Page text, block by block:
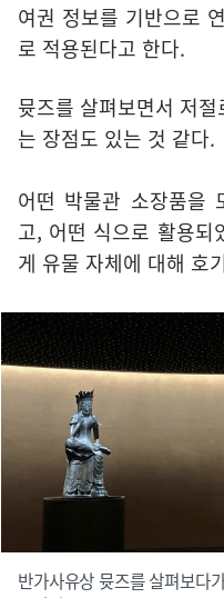
여권 정보를 기반으로
로 적용된다고 한다.
뮷즈를 살펴보면서 저
는 장점도 있는 것 같다.
어떤 박물관 소장품을
고, 어떤 식으로 활용되
게 유물 자체에 대해 호
반가사유상 뮷즈를 살펴보다